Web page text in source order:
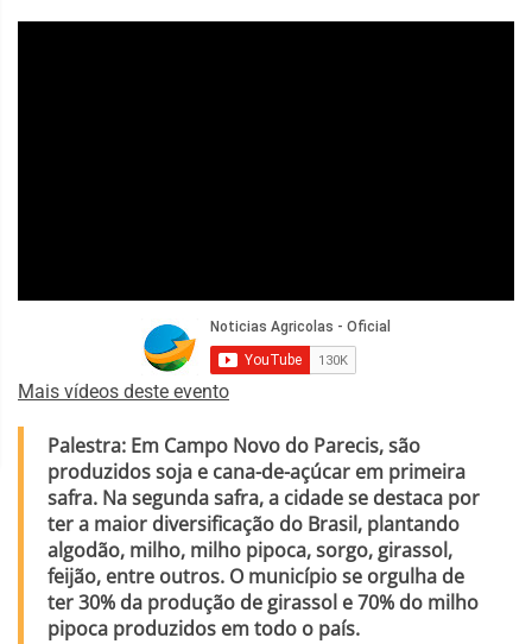
Mais vídeos deste evento
Palestra: Em Campo Novo do Parecis, são
produzidos soja e cana-de-açúcar em primeira
safra. Na segunda safra, a cidade se destaca por
ter a maior diversificação do Brasil, plantando
algodão, milho, milho pipoca, sorgo, girassol,
feijão, entre outros. O município se orgulha de
ter 30% da produção de girassol e 70% do milho
pipoca produzidos em todo o país.